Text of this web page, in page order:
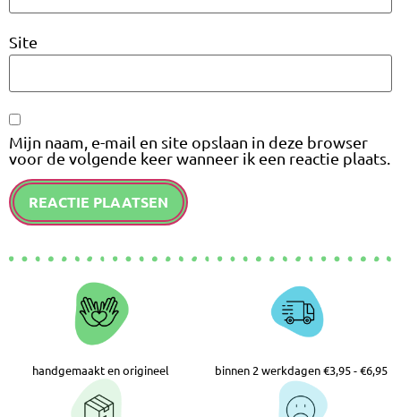
Site
Mijn naam, e-mail en site opslaan in deze browser
voor de volgende keer wanneer ik een reactie plaats.
handgemaakt en origineel binnen 2 werkdagen €3,95 - €6,95